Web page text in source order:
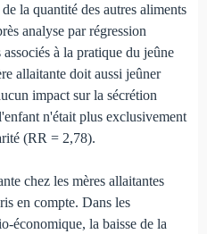
la quantité des autres aliments
analyse par régression
à la pratique du jeûne
allaitante doit aussi jeûner
impact sur la sécrétion
n'était plus exclusivement
(RR = 2,78).
chez les mères allaitantes
en compte. Dans les
économique, la baisse de la